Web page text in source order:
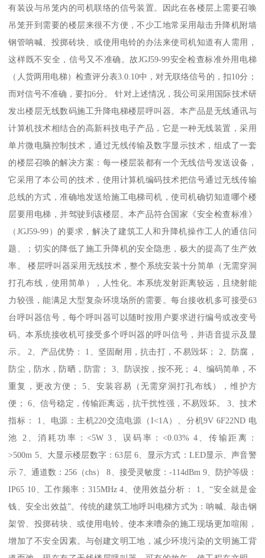
有装设与吊笼内的司机联络的信号装置。因此在各楼层上需要召唤
吊笼开到需要的楼层来很不方便，不少工地常采用敲击升降机附墙
钢管呐喊、投掷砖块、或使用电铃的办法来使司机知道有人需用，
这样既不安全，信号又不准确。故JGJ59-99安全检查标准外用电梯
（人货两用电梯）检查评分表3.0.10中，对无联络信号的，扣10分；
而对信号不准确，要扣6分。 针对上述情况，我公司采用国际技术研
发出楼层无线数码施工升降电梯楼层呼叫器。本产品是无线通讯与
计算机技术相结合的高新科技电子产品，它是一种无线装置，采用
单片微电脑控制技术，通过无线传输及数字显示技术，组成了一套
的楼层召唤的解决方案：每一楼层装都有一个无线信号发送设备，
它采用了本公司的技术，使用计算机编码技术把信号通过无线传输
总线的方式，准确地发送给施工电梯司机，使司机确切知道哪个楼
层要用电梯，并驾驶到该楼层。本产品符合国家《安全检查标准》
（JGJ59-99）的要求，解决了建筑工人和升降机操作工人的通信问
题、；切实的降低了施工升降机的安全隐患，极大的提高了生产效
率。 楼层呼叫器采用无线技术，整个系统安装十分简单（无需穿洞
打孔布线，使用简单），人性化。本系统发射距离较远，且绕射能
力较强，能满足大型复杂环境场所的需要。每台接收机多可接受63
台呼叫器信号，每个呼叫器可以随时按用户要求进行编号或改变号
码。本系统接收机可接受多个呼叫器的呼叫信号，并语音提示及显
示。 2、产品优势： 1、坚固耐用，抗击打，不易毁坏； 2、防腐，
防尘，防水，防晒，防雷； 3、防误按，按不死； 4、编码简单，不
重复，更改方便； 5、安装容易（无需穿洞打孔布线），维护方
便； 6、信号稳定，传输距离远，抗干扰性强，不易毁坏。 3、技术
指标： 1、电源：主机220交流电源（I<1A）、分机9V 6F22ND 电
池 2、消耗功率：<5W 3、误码率：<0.03% 4、传输距离：
>500m 5、大显示楼层数字：63层 6、显示方式：LED显示、声音警
示 7、通道数：256（chs） 8、接受灵敏度：-114dBm 9、防护等级：
IP65 10、工作频率：315MHz 4、使用效益分析： 1、“安全就是金
钱、安全出效益”。传统的建筑工地呼叫电梯方式为：呐喊、敲击钢
架管、投掷砖块、或使用电铃。使本来嘈杂的施工现场更加喧闹，
增加了不安全因素。与创建文明工地，减少环境污染的文明施工背